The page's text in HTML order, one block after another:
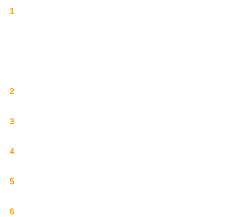
1
2
3
4
5
6